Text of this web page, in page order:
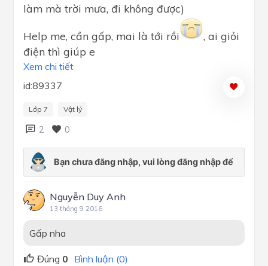
làm mà trời mưa, đi không được)
Help me, cần gấp, mai là tới rồi
, ai giỏi
điện thì giúp e
Xem chi tiết
id:89337
Lớp 7 Vật lý
2 0
Nguyễn Duy Anh
13 tháng 9 2016
Gấp nha
Đúng 0 Bình luận (0)